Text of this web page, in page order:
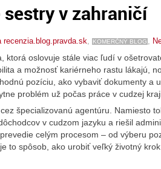
v zahraničí
recenzia.blog.pravda.sk KOMERČNÝ BLOG
ktorá oslovuje stále viac ľudí v
a možnosť kariérneho rastu lákajú,
pozíciu, ako vybaviť dokumenty a
problém už počas práce v cudzej
špecializovanú agentúru. Namiesto
v cudzom jazyku a riešil
celým procesom – od výberu
to spôsob, ako urobiť veľký životný